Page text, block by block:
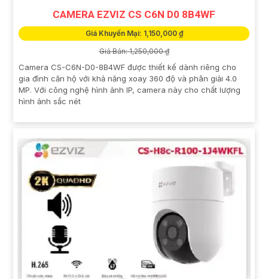
CAMERA EZVIZ CS C6N D0 8B4WF
Giá Khuyến Mại: 1,150,000 ₫
Giá Bán: 1,250,000 ₫
Camera CS-C6N-D0-8B4WF được thiết kế dành riêng cho
gia đình căn hộ với khả năng xoay 360 độ và phân giải 4.0
MP. Với công nghệ hình ảnh IP, camera này cho chất lượng
hình ảnh sắc nét